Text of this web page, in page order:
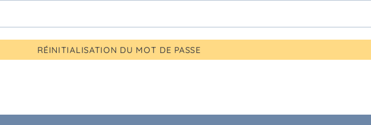
RÉINITIALISATION DU MOT DE PASSE